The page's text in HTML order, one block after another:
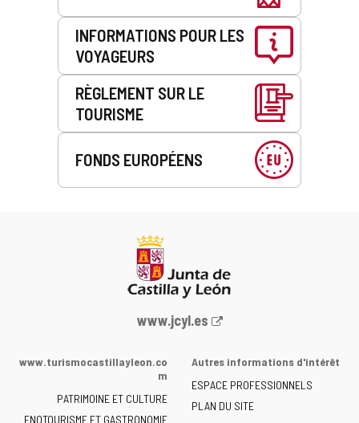
INFORMATIONS POUR LES
VOYAGEURS
RÈGLEMENT SUR LE
TOURISME
FONDS EUROPÉENS
Portail
la
de
www.jcyl.es
www.turismocastillayleon.co
m
PATRIMOINE ET CULTURE
ENOTOURISME ET GASTRONOMIE
Autres informations d'intérêt
ESPACE PROFESSIONNELS
PLAN DU SITE